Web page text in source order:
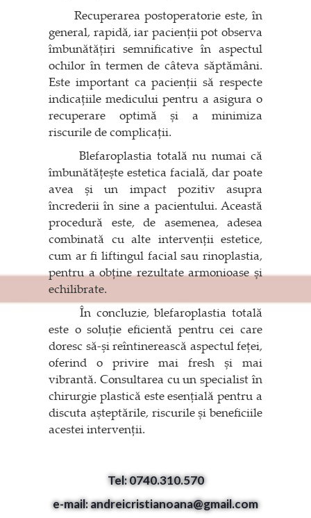
Recuperarea postoperatorie este, în
general, rapidă, iar pacienții pot observa
îmbunătățiri semnificative în aspectul
ochilor în termen de câteva săptămâni.
Este important ca pacienții să respecte
indicațiile medicului pentru a asigura o
recuperare optimă și a minimiza
riscurile de complicații.
Blefaroplastia totală nu numai că
îmbunătățește estetica facială, dar poate
avea și un impact pozitiv asupra
încrederii în sine a pacientului. Această
procedură este, de asemenea, adesea
combinată cu alte intervenții estetice,
cum ar fi liftingul facial sau rinoplastia,
pentru a obține rezultate armonioase și
echilibrate.
În concluzie, blefaroplastia totală
este o soluție eficientă pentru cei care
doresc să-și reîntinerească aspectul feței,
oferind o privire mai fresh și mai
vibrantă. Consultarea cu un specialist în
chirurgie plastică este esențială pentru a
discuta așteptările, riscurile și beneficiile
acestei intervenții.
Tel: 0740.310.570
e-mail: andreicristianoana@gmail.com